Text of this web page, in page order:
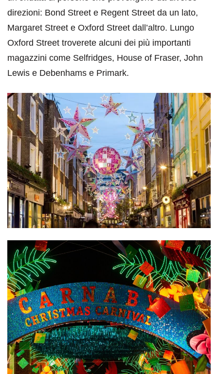
direzioni: Bond Street e Regent Street da un lato,
Margaret Street e Oxford Street dall’altro. Lungo
Oxford Street troverete alcuni dei più importanti
magazzini come Selfridges, House of Fraser, John
Lewis e Debenhams e Primark.